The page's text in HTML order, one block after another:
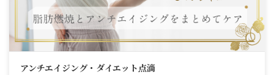
アンチエイジング・ダイエット点滴